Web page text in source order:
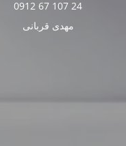
24 107 67 0912
مهدی قربانی